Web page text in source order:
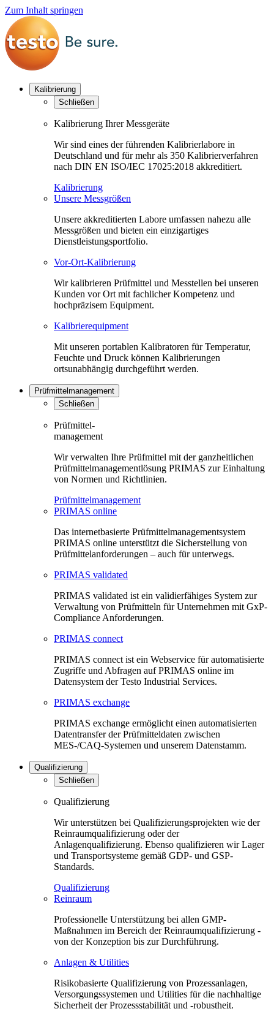
Zum Inhalt springen
Kalibrierung
Schließen
Kalibrierung Ihrer Messgeräte
Wir sind eines der führenden Kalibrierlabore in
Deutschland und für mehr als 350 Kalibrierverfahren
nach DIN EN ISO/IEC 17025:2018 akkreditiert.
Kalibrierung
Unsere Messgrößen
Unsere akkreditierten Labore umfassen nahezu alle
Messgrößen und bieten ein einzigartiges
Dienstleistungsportfolio.
Vor-Ort-Kalibrierung
Wir kalibrieren Prüfmittel und Messtellen bei unseren
Kunden vor Ort mit fachlicher Kompetenz und
hochpräzisem Equipment.
Kalibrierequipment
Mit unseren portablen Kalibratoren für Temperatur,
Feuchte und Druck können Kalibrierungen
ortsunabhängig durchgeführt werden.
Prüfmittelmanagement
Schließen
Prüfmittel-
management
Wir verwalten Ihre Prüfmittel mit der ganzheitlichen
Prüfmittelmanagementlösung PRIMAS zur Einhaltung
von Normen und Richtlinien.
Prüfmittelmanagement
PRIMAS online
Das internetbasierte Prüfmittelmanagementsystem
PRIMAS online unterstützt die Sicherstellung von
Prüfmittelanforderungen – auch für unterwegs.
PRIMAS validated
PRIMAS validated ist ein validierfähiges System zur
Verwaltung von Prüfmitteln für Unternehmen mit GxP-
Compliance Anforderungen.
PRIMAS connect
PRIMAS connect ist ein Webservice für automatisierte
Zugriffe und Abfragen auf PRIMAS online im
Datensystem der Testo Industrial Services.
PRIMAS exchange
PRIMAS exchange ermöglicht einen automatisierten
Datentransfer der Prüfmitteldaten zwischen
MES-/CAQ-Systemen und unserem Datenstamm.
Qualifizierung
Schließen
Qualifizierung
Wir unterstützen bei Qualifizierungsprojekten wie der
Reinraumqualifizierung oder der
Anlagenqualifizierung. Ebenso qualifizieren wir Lager
und Transportsysteme gemäß GDP- und GSP-
Standards.
Qualifizierung
Reinraum
Professionelle Unterstützung bei allen GMP-
Maßnahmen im Bereich der Reinraumqualifizierung -
von der Konzeption bis zur Durchführung.
Anlagen & Utilities
Risikobasierte Qualifizierung von Prozessanlagen,
Versorgungssystemen und Utilities für die nachhaltige
Sicherheit der Prozessstabilität und -robustheit.